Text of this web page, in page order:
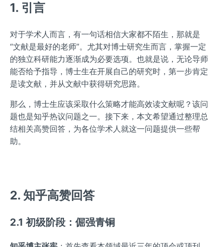
1. 引言
对于学术人而言，有一句话相信大家都不陌生，那就是
“文献是最好的老师”。尤其对博士研究生而言，掌握一定
的独立科研能力逐渐成为必要选项。也就是说，无论导师
能否给予指导，博士生在开展自己的研究时，第一步肯定
是读文献，并从文献中获得研究思路。
那么，博士生应该采取什么策略才能高效读文献呢？该问
题也是知乎热议问题之一。接下来，本文希望通过整理总
结相关高赞回答，为各位学术人就这一问题提供一些帮
助。
2. 知乎高赞回答
2.1 初级阶段：倔强青铜